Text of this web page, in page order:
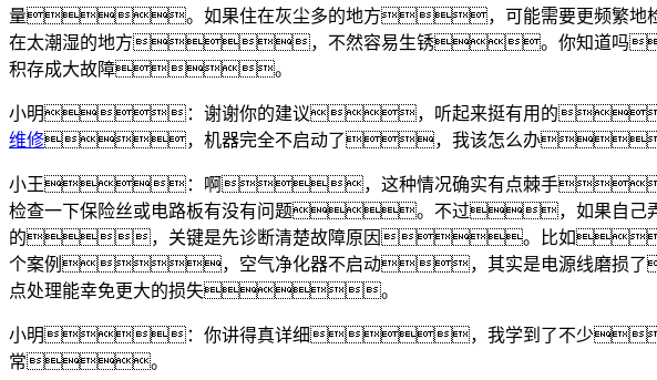
量。如果住在灰尘多的地方，可能需要更频
在太潮湿的地方，不然容易生锈。你知道吗
积存成大故障。
小明：谢谢你的建议，听起来挺有用的
维修，机器完全不启动了，我该怎么办
小王：啊，这种情况确实有点棘手
检查一下保险丝或电路板有没有问题。不过，如果自
的，关键是先诊断清楚故障原因。比如
个案例，空气净化器不启动，其实是电源线
点处理能幸免更大的损失。
小明：你讲得真详细，我学到了不少
常。